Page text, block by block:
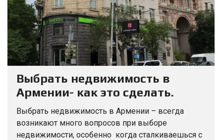
Выбрать недвижимость в
Армении- как это сделать.
Выбрать недвижимость в Армении – всегда
возникают много вопросов при выборе
недвижимости, особенно когда сталкиваешься с